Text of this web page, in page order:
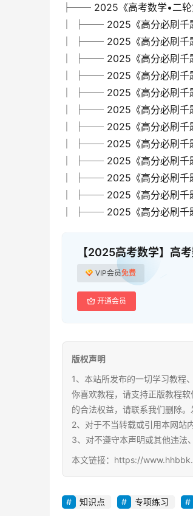
├── 2025《高考数学•二轮
│ ├── 2025《高分必刷千
│ ├── 2025《高分必刷千
│ ├── 2025《高分必刷千
│ ├── 2025《高分必刷千
│ ├── 2025《高分必刷千
│ ├── 2025《高分必刷千
│ ├── 2025《高分必刷千
│ ├── 2025《高分必刷千
│ ├── 2025《高分必刷千
│ ├── 2025《高分必刷千
│ ├── 2025《高分必刷千
│ ├── 2025《高分必刷千
【2025高考数学】高
VIP会员免费
开通会员
版权声明
1、本站所发布的一切学习教程
你喜欢教程，请支持正版教程
的合法权益，请联系我们删除
2、对于不当转载或引用本网站
3、对不遵守本声明或其他违法
本文链接：https://
知识点 专项练习